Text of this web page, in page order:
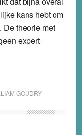
kans hebt om
De theorie met
expert
GOUDRY